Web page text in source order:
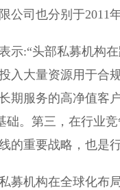
司也分别于2011
示:“头部私募机构
入大量资源用于合
期服务的高净值客
础。第三，在行业
的重要战略，也是
募机构在全球化布